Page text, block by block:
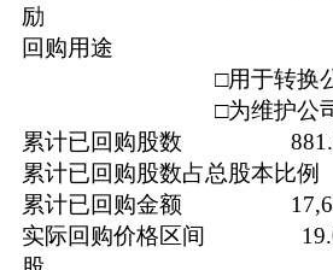
励
回购用途
□用于转换公司
□为维护公司价值
累计已回购股数
累计已回购股数占总股本比
累计已回购金额
实际回购价格区间 19.06